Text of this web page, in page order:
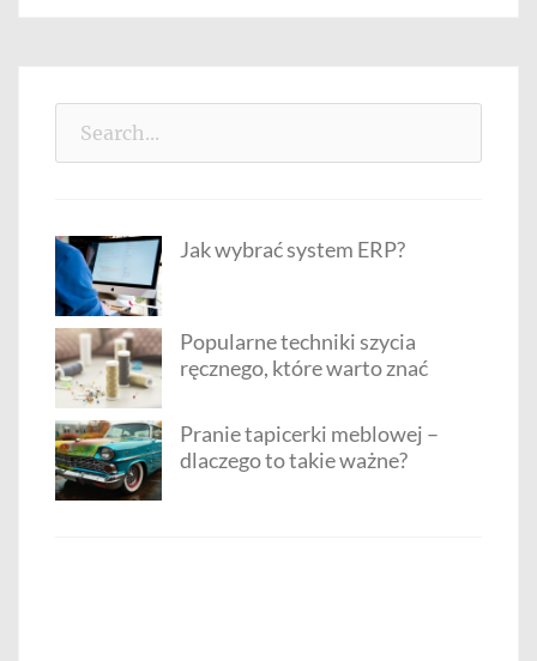
Jak wybrać system ERP?
Popularne techniki szycia
ręcznego, które warto znać
Pranie tapicerki meblowej –
dlaczego to takie ważne?